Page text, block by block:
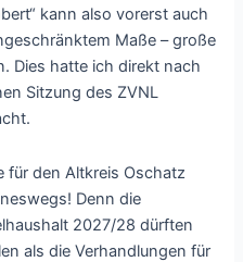
kann also vorerst auch
Maße – große
Dies hatte ich direkt nach
Sitzung des ZVNL
für den Altkreis Oschatz
Denn die
2027/28 dürften
als die Verhandlungen für